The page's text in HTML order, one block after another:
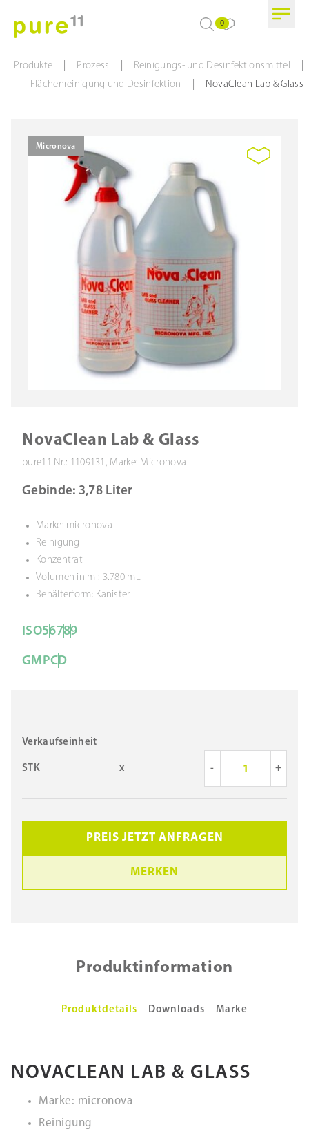
0
Produkte Prozess Reinigungs- und Desinfektionsmittel
Flächenreinigung und Desinfektion NovaClean Lab & Glass
Micronova
NovaClean Lab & Glass
pure11 Nr.: 1109131, Marke: Micronova
Gebinde: 3,78 Liter
Marke: micronova
Reinigung
Konzentrat
Volumen in ml: 3.780 mL
Behälterform: Kanister
ISO56789
GMPCD
Verkaufseinheit
STK x - +
PREIS JETZT ANFRAGEN
MERKEN
Produktinformation
Produktdetails Downloads Marke
NOVACLEAN LAB & GLASS
Marke: micronova
Reinigung